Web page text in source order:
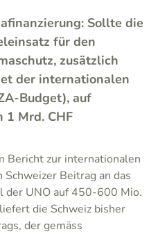
Sollte die
für den
zusätzlich
der internationalen
Budget), auf
1 Mrd. CHF
Bericht zur internationalen
Beitrag an das
der UNO auf 450-600 Mio.
die Schweiz bisher
der gemäss